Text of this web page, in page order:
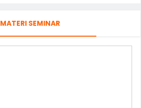
MATERI SEMINAR